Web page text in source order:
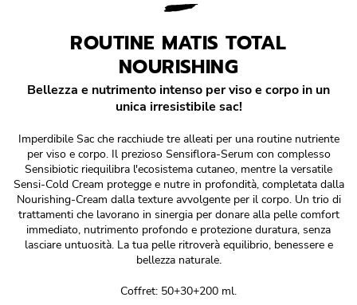
Réponse Délicate
Réponse Éclat
Réponse Fondamentale
Réponse Body
Réponse Soleil
Edizione Limitata
ROUTINE MATIS TOTAL
NOURISHING
Bellezza e nutrimento intenso per viso e corpo in un
unica irresistibile sac!
Imperdibile Sac che racchiude tre alleati per una routine nutriente
per viso e corpo. Il prezioso Sensiflora-Serum con complesso
Sensibiotic riequilibra l'ecosistema cutaneo, mentre la versatile
Sensi-Cold Cream protegge e nutre in profondità, completata dalla
Nourishing-Cream dalla texture avvolgente per il corpo. Un trio di
trattamenti che lavorano in sinergia per donare alla pelle comfort
immediato, nutrimento profondo e protezione duratura, senza
lasciare untuosità. La tua pelle ritroverà equilibrio, benessere e
bellezza naturale.
Coffret: 50+30+200 ml.